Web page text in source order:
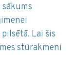
Lai šis
stūrakmeni